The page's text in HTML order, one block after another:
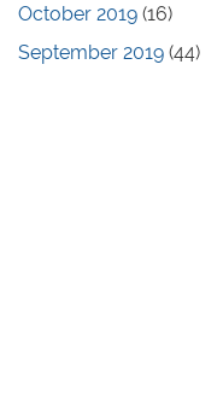
October 2019 (16)
September 2019 (44)